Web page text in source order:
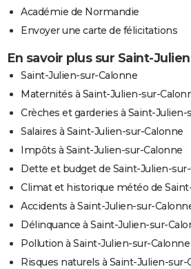
Académie de Normandie
Envoyer une carte de félicitations
En savoir plus sur Saint-
Saint-Julien-sur-Calonne
Maternités à Saint-Julien-sur-
Crèches et garderies à Saint-Julien-
Salaires à Saint-Julien-sur-Calonne
Impôts à Saint-Julien-sur-Calonne
Dette et budget de Saint-Julien-
Climat et historique météo de
Accidents à Saint-Julien-sur-
Délinquance à Saint-Julien-sur-
Pollution à Saint-Julien-sur-Calonne
Risques naturels à Saint-Julien-sur-